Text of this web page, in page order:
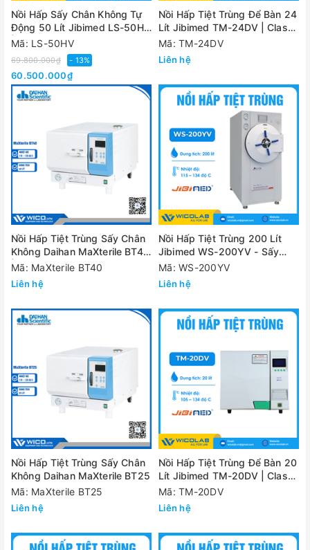
Nồi Hấp Sấy Chân Không Tự
Động 50 Lít Jibimed LS-50HV
| Kiểu Đứng
Mã: LS-50HV
69.800.000₫ - 13%
60.500.000₫
Nồi Hấp Tiệt Trùng Để Bàn 24
Lít Jibimed TM-24DV | Class
B
Mã: TM-24DV
Liên hệ
Nồi Hấp Tiệt Trùng Sấy Chân
Không Daihan MaXterile BT40
| 40 Lít
Mã: MaXterile BT40
Liên hệ
Nồi Hấp Tiệt Trùng 200 Lít
Jibimed WS-200YV - Sấy
Chân Không
Mã: WS-200YV
Liên hệ
Nồi Hấp Tiệt Trùng Sấy Chân
Không Daihan MaXterile BT25
Mã: MaXterile BT25
Liên hệ
Nồi Hấp Tiệt Trùng Để Bàn 20
Lít Jibimed TM-20DV | Class
B
Mã: TM-20DV
Liên hệ